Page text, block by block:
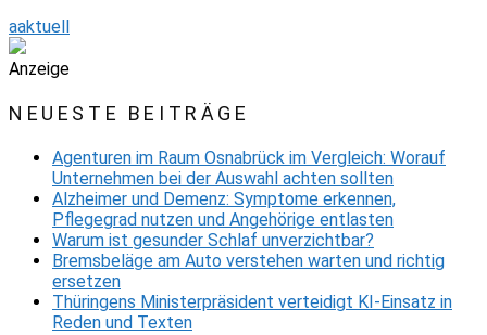
aaktuell
Anzeige
NEUESTE BEITRÄGE
Agenturen im Raum Osnabrück im Vergleich: Worauf
Unternehmen bei der Auswahl achten sollten
Alzheimer und Demenz: Symptome erkennen,
Pflegegrad nutzen und Angehörige entlasten
Warum ist gesunder Schlaf unverzichtbar?
Bremsbeläge am Auto verstehen warten und richtig
ersetzen
Thüringens Ministerpräsident verteidigt KI-Einsatz in
Reden und Texten